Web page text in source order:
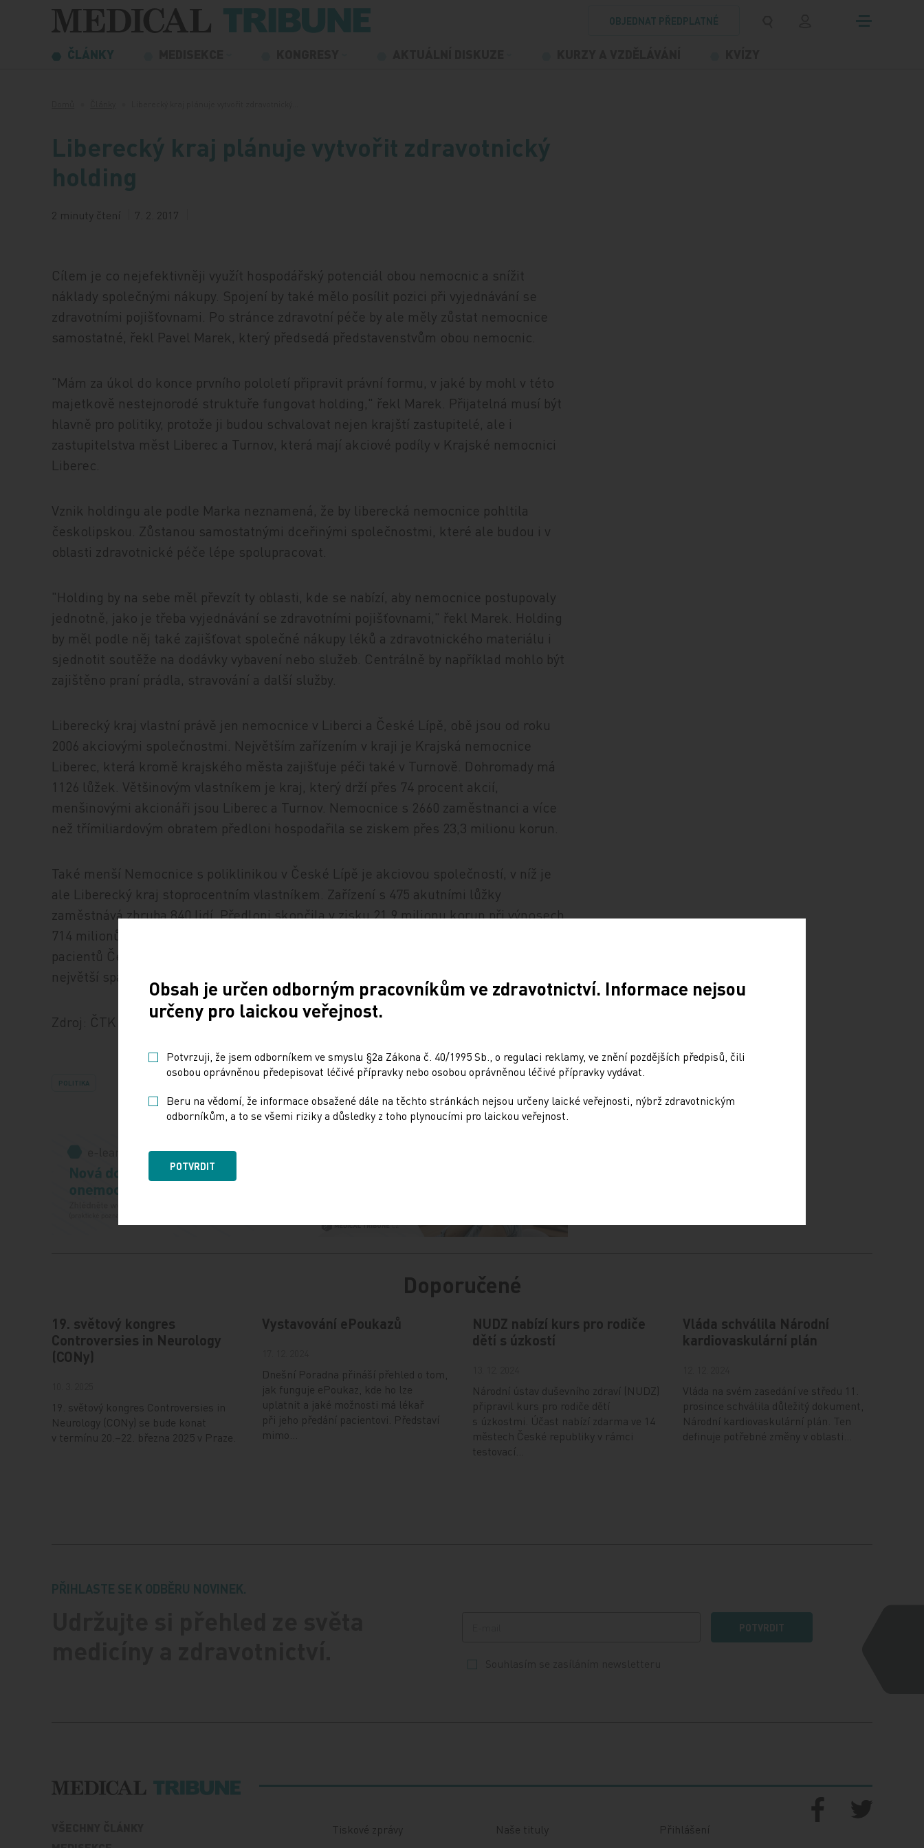
Přeskočit na obsah
OBJEDNAT PŘEDPLATNÉ
ČLÁNKY
Liberecký kraj plánuje vytvořit zdravotnický
holding
2 minuty čtení 7. 2. 2017
Cílem je co nejefektivněji využít hospodářský potenciál obou nemocnic a snížit
náklady společnými nákupy. Spojení by také mělo posílit pozici při vyjednávání se
zdravotními pojišťovnami. Po stránce zdravotní péče by ale měly zůstat nemocnice
samostatné, řekl Pavel Marek, který předsedá představenstvům obou nemocnic.
"Mám za úkol do konce prvního pololetí připravit právní formu, v jaké by mohl v této
majetkově nestejnorodé struktuře fungovat holding," řekl Marek. Přijatelná musí být
hlavně pro politiky, protože ji budou schvalovat nejen krajští zastupitelé, ale i
zastupitelstva měst Liberec a Turnov, která mají akciové podíly v Krajské nemocnici
Liberec.
Vznik holdingu ale podle Marka neznamená, že by liberecká nemocnice pohltila
českolipskou. Zůstanou samostatnými dceřinými společnostmi, které ale budou i v
oblasti zdravotnické péče lépe spolupracovat.
"Holding by na sebe měl převzít ty oblasti, kde se nabízí, aby nemocnice postupovaly
jednotně, jako je třeba vyjednávání se zdravotními pojišťovnami," řekl Marek. Holding
by měl podle něj také zajišťovat společné nákupy léků a zdravotnického materiálu i
sjednotit soutěže na dodávky vybavení nebo služeb. Centrálně by například mohlo být
zajištěno praní prádla, stravování a další služby.
Liberecký kraj vlastní právě jen nemocnice v Liberci a České Lípě, obě jsou od roku
2006 akciovými společnostmi. Největším zařízením v kraji je Krajská nemocnice
Liberec, která kromě krajského města zajišťuje péči také v Turnově. Dohromady má
1126 lůžek. Většinovým vlastníkem je kraj, který drží přes 74 procent akcií,
menšinovými akcionáři jsou Liberec a Turnov. Nemocnice s 2660 zaměstnanci a více
než třímiliardovým obratem předloni hospodařila se ziskem přes 23,3 milionu korun.
Také menší Nemocnice s poliklinikou v České Lípě je akciovou společností, v níž je
ale Liberecký kraj stoprocentním vlastníkem. Zařízení s 475 akutními lůžky
zaměstnává zhruba 840 lidí. Předloni skončila v zisku 21,9 milionu korun při výnosech
714 milionů. Specifická je podle Marka velikostí spádového území, slouží pro 110.000
pacientů Českolipska a v rekreační sezoně jejich počet přesahuje 120.000. "Je to
největší spádové území v Libereckém kraji," řekl Marek.
Zdroj: ČTK
POLITIKA Sdílejte článek
Doporučené
19. světový kongres
Controversies in Neurology
(CONy)
19. světový kongres Controversies in
Neurology (CONy) se bude konat
v termínu 20.–22. března 2025 v Praze.
Vystavování ePoukazů
Dnešní Poradna přináší přehled o tom,
jak funguje ePoukaz, kde ho lze
uplatnit a jaké možnosti má lékař
při jeho předání pacientovi. Představí
mimo…
NUDZ nabízí kurs pro rodiče
dětí s úzkostí
Národní ústav duševního zdraví (NUDZ)
připravil kurs pro rodiče dětí
s úzkostmi. Účast nabízí zdarma ve 14
městech České republiky v rámci
testovací…
Vláda schválila Národní
kardiovaskulární plán
Vláda na svém zasedání ve středu 11.
prosince schválila důležitý dokument,
Národní kardiovaskulární plán. Ten
definuje potřebné změny v oblasti…
PŘIHLASTE SE K ODBĚRU NOVINEK.
POTVRDIT
Tiskové zprávy
Naše tituly
Přihlášení
Obsah je určen odborným pracovníkům ve zdravotnictví. Informace nejsou
určeny pro laickou veřejnost.
Potvrzuji, že jsem odborníkem ve smyslu §2a Zákona č. 40/1995 Sb., o regulaci reklamy, ve znění pozdějších předpisů, čili
osobou oprávněnou předepisovat léčivé přípravky nebo osobou oprávněnou léčivé přípravky vydávat.
Beru na vědomí, že informace obsažené dále na těchto stránkách nejsou určeny laické veřejnosti, nýbrž zdravotnickým
odborníkům, a to se všemi riziky a důsledky z toho plynoucími pro laickou veřejnost.
POTVRDIT